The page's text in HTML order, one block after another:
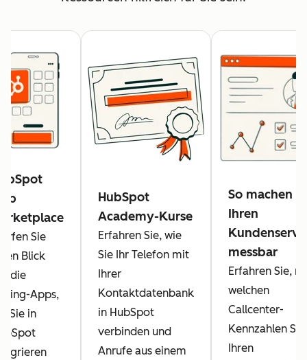
Sie
Blick
die
Apps,
Sie in
HubSpot
Academy-Kurse
Erfahren Sie, wie
Sie Ihr Telefon mit
Ihrer
Kontaktdatenbank
in HubSpot
verbinden und
Anrufe aus einem
So machen
Ihren
messbar
Erfahren Sie,
welchen
Callcenter-
Kennzahlen Sie
Ihren